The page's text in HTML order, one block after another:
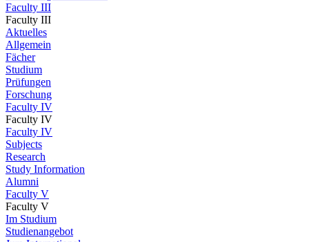
Faculty III
Faculty III
Aktuelles
Allgemein
Fächer
Studium
Prüfungen
Forschung
Faculty IV
Faculty IV
Faculty IV
Subjects
Research
Study Information
Alumni
Faculty V
Faculty V
Im Studium
Studienangebot